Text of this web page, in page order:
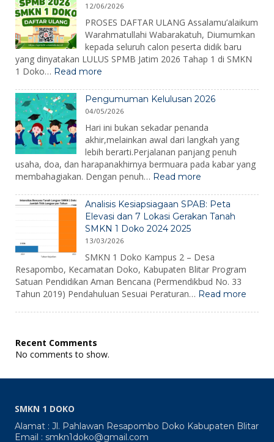
Gladi
dalam
12/06/2026
PROSES DAFTAR ULANG Assalamu’alaikum
Warahmatullahi Wabarakatuh, Diumumkan
kepada seluruh calon peserta didik baru
yang dinyatakan LULUS SPMB Jatim 2026 Tahap 1 di SMKN
1 Doko… Read more
SMKN
1
Doko
2026
Pengumuman Kelulusan 2026
04/05/2026
Hari ini bukan sekadar penanda
akhir,melainkan awal dari langkah yang
lebih berarti.Perjalanan panjang penuh
usaha, doa, dan harapanakhirnya bermuara pada kabar yang
membahagiakan. Dengan penuh… Read more
Kelulusan
2026
Analisis Kesiapsiagaan SPAB: Peta
Elevasi dan 7 Lokasi Gerakan Tanah
SMKN 1 Doko 2024 2025
13/03/2026
SMKN 1 Doko Kampus 2 – Desa
Resapombo, Kecamatan Doko, Kabupaten Blitar Program
Satuan Pendidikan Aman Bencana (Permendikbud No. 33
Tahun 2019) Pendahuluan Sesuai Peraturan… Read more
Lokasi
1
Recent Comments
No comments to show.
SMKN 1 DOKO
Alamat : Jl. Pahlawan Resapombo Doko Kabupaten Blitar
Email : smkn1doko@gmail.com